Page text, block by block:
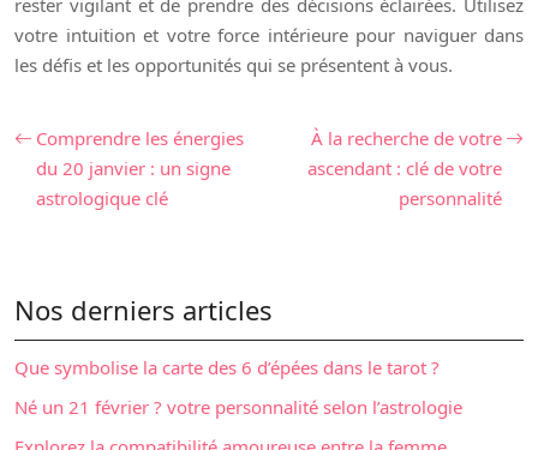
rester vigilant et de prendre des décisions éclairées. Utilisez
votre intuition et votre force intérieure pour naviguer dans
les défis et les opportunités qui se présentent à vous.
Comprendre les énergies
du 20 janvier : un signe
astrologique clé
À la recherche de votre
ascendant : clé de votre
personnalité
Nos derniers articles
Que symbolise la carte des 6 d’épées dans le tarot ?
Né un 21 février ? votre personnalité selon l’astrologie